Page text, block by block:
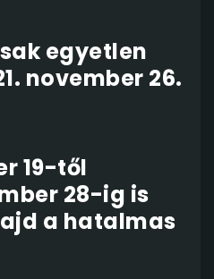
egyetlen
november 26.
19-től
28-ig is
a hatalmas